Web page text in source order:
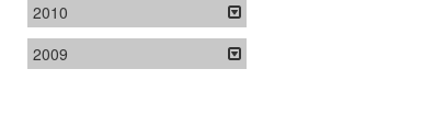
2010
2009